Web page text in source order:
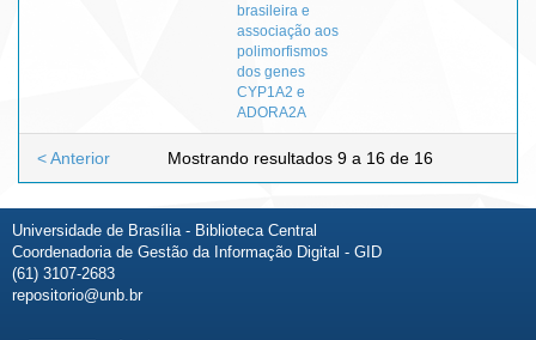
brasileira e
associação aos
polimorfismos
dos genes
CYP1A2 e
ADORA2A
Mostrando resultados 9 a 16 de 16
< Anterior
Universidade de Brasília - Biblioteca Central
Coordenadoria de Gestão da Informação Digital - GID
(61) 3107-2683
repositorio@unb.br